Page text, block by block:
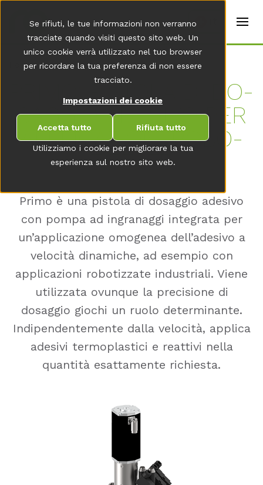
Utilizziamo i cookie per migliorare la tua
esperienza sul nostro sito web.
Se rifiuti, le tue informazioni non verranno
tracciate quando visiti questo sito web. Un
unico cookie verrà utilizzato nel tuo browser
per ricordare la tua preferenza di non essere
tracciato.
Impostazioni dei cookie
Accetta tutto Rifiuta tutto
t
r
s
E
n
Home
PRI­MO: PIS­TO­LA DI DO­
SAG­GIO ADE­SI­VO PER
AP­P­LI­CA­ZIO­NI RO­BO­
TIZ­ZA­TE
Primo è una pistola di dosaggio adesivo
con pompa ad ingranaggi integrata per
un’applicazione omogenea dell’adesivo a
velocità dinamiche, ad esempio con
applicazioni robotizzate industriali. Viene
utilizzata ovunque la precisione di
dosaggio giochi un ruolo determinante.
Indipendentemente dalla velocità, applica
adesivi termoplastici e reattivi nella
quantità esattamente richiesta.